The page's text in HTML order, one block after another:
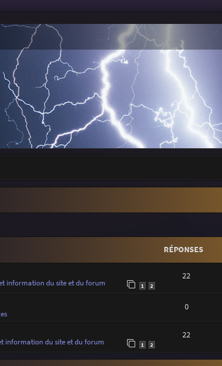
RÉPONSES
information du site et du forum 1 2
22
0
information du site et du forum 1 2
22